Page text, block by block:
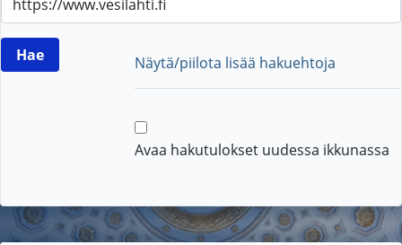
Näytä/piilota lisää hakuehtoja
Avaa hakutulokset uudessa ikkunassa